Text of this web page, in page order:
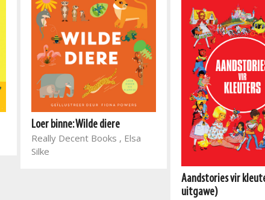
Loer binne: Wilde diere
Really Decent Books , Elsa
Silke
Aandstories vir
uitgawe)